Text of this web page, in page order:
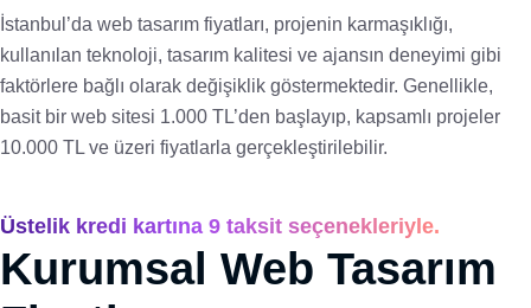
İstanbul’da web tasarım fiyatları, projenin karmaşıklığı,
kullanılan teknoloji, tasarım kalitesi ve ajansın deneyimi gibi
faktörlere bağlı olarak değişiklik göstermektedir. Genellikle,
basit bir web sitesi 1.000 TL’den başlayıp, kapsamlı projeler
10.000 TL ve üzeri fiyatlarla gerçekleştirilebilir.
Üstelik kredi kartına 9 taksit seçenekleriyle.
Kurumsal Web Tasarım